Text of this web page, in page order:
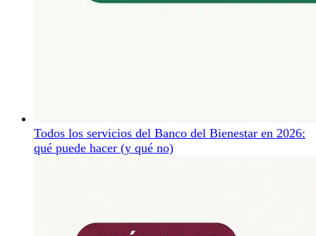
Todos los servicios del Banco del Bienestar en 2026:
qué puede hacer (y qué no)